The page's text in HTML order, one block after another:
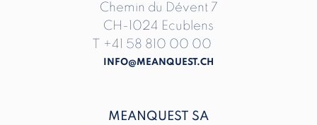
Chemin du Dévent 7
CH-1024 Ecublens
+41 58 810 00 00
INFO@MEANQUEST.CH
MEANQUEST SA